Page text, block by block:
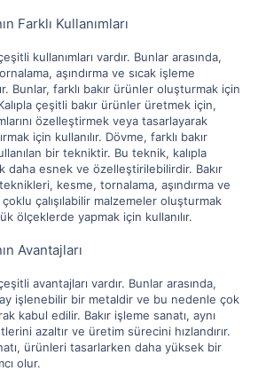
Farklı Kullanımları
kullanımları vardır. Bunlar arasında,
aşındırma ve sıcak işleme
Bunlar, farklı bakır ürünler oluşturmak için
çeşitli bakır ürünler üretmek için,
özelleştirmek veya tasarlayarak
için kullanılır. Dövme, farklı bakır
bir tekniktir. Bu teknik, kalıpla
daha esnek ve özelleştirilebilirdir. Bakır
kesme, tornalama, aşındırma ve
çalışılabilir malzemeler oluşturmak
ölçeklerde yapmak için kullanılır.
Avantajları
avantajları vardır. Bunlar arasında,
işlenebilir bir metaldir ve bu nedenle çok
kabul edilir. Bakır işleme sanatı, aynı
azaltır ve üretim sürecini hızlandırır.
ürünleri tasarlarken daha yüksek bir
olur.